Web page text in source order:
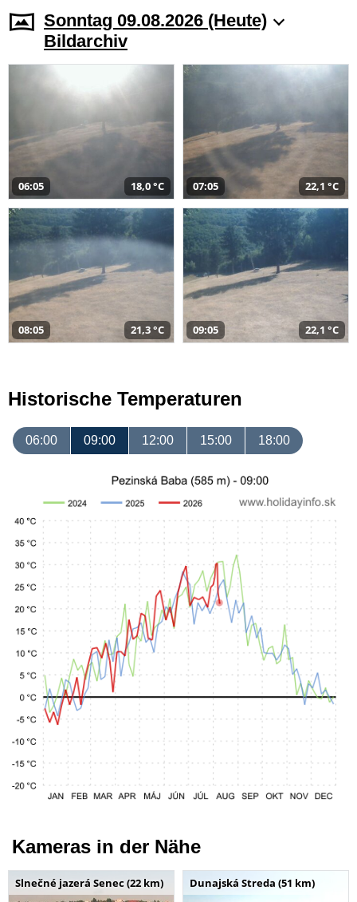
Sonntag 09.08.2026 (Heute)
Bildarchiv
06:05 18,0 °C 07:05 22,1 °C
08:05 21,3 °C 09:05 22,1 °C
Historische Temperaturen
06:00 09:00 12:00 15:00 18:00
Kameras in der Nähe
Slnečné jazerá Senec (22 km) Dunajská Streda (51 km)